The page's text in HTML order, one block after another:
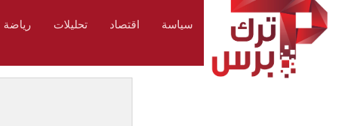
سياسة اقتصاد تحليلات رياضة